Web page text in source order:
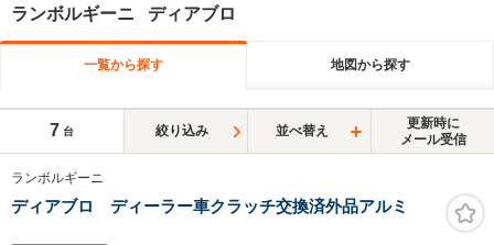
ランボルギーニ ディアブロ
一覧から探す 地図から探す
7 台 絞り込み 並べ替え
更新時に
メール受信
ランボルギーニ
ディアブロ ディーラー車クラッチ交換済外品アルミ